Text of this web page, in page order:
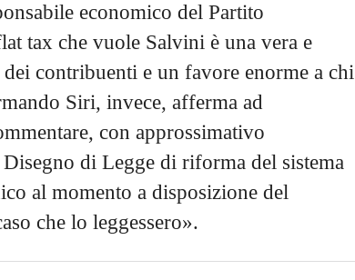
economico del Partito
tax che vuole Salvini è una vera e
contribuenti e un favore enorme a chi
Siri, invece, afferma ad
con approssimativo
di Legge di riforma del sistema
al momento a disposizione del
che lo leggessero».